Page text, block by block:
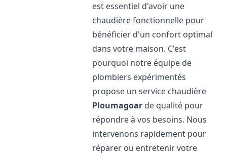
est essentiel d'avoir une
chaudière fonctionnelle pour
bénéficier d'un confort optimal
dans votre maison. C'est
pourquoi notre équipe de
plombiers expérimentés
propose un service chaudière
Ploumagoar de qualité pour
répondre à vos besoins. Nous
intervenons rapidement pour
réparer ou entretenir votre